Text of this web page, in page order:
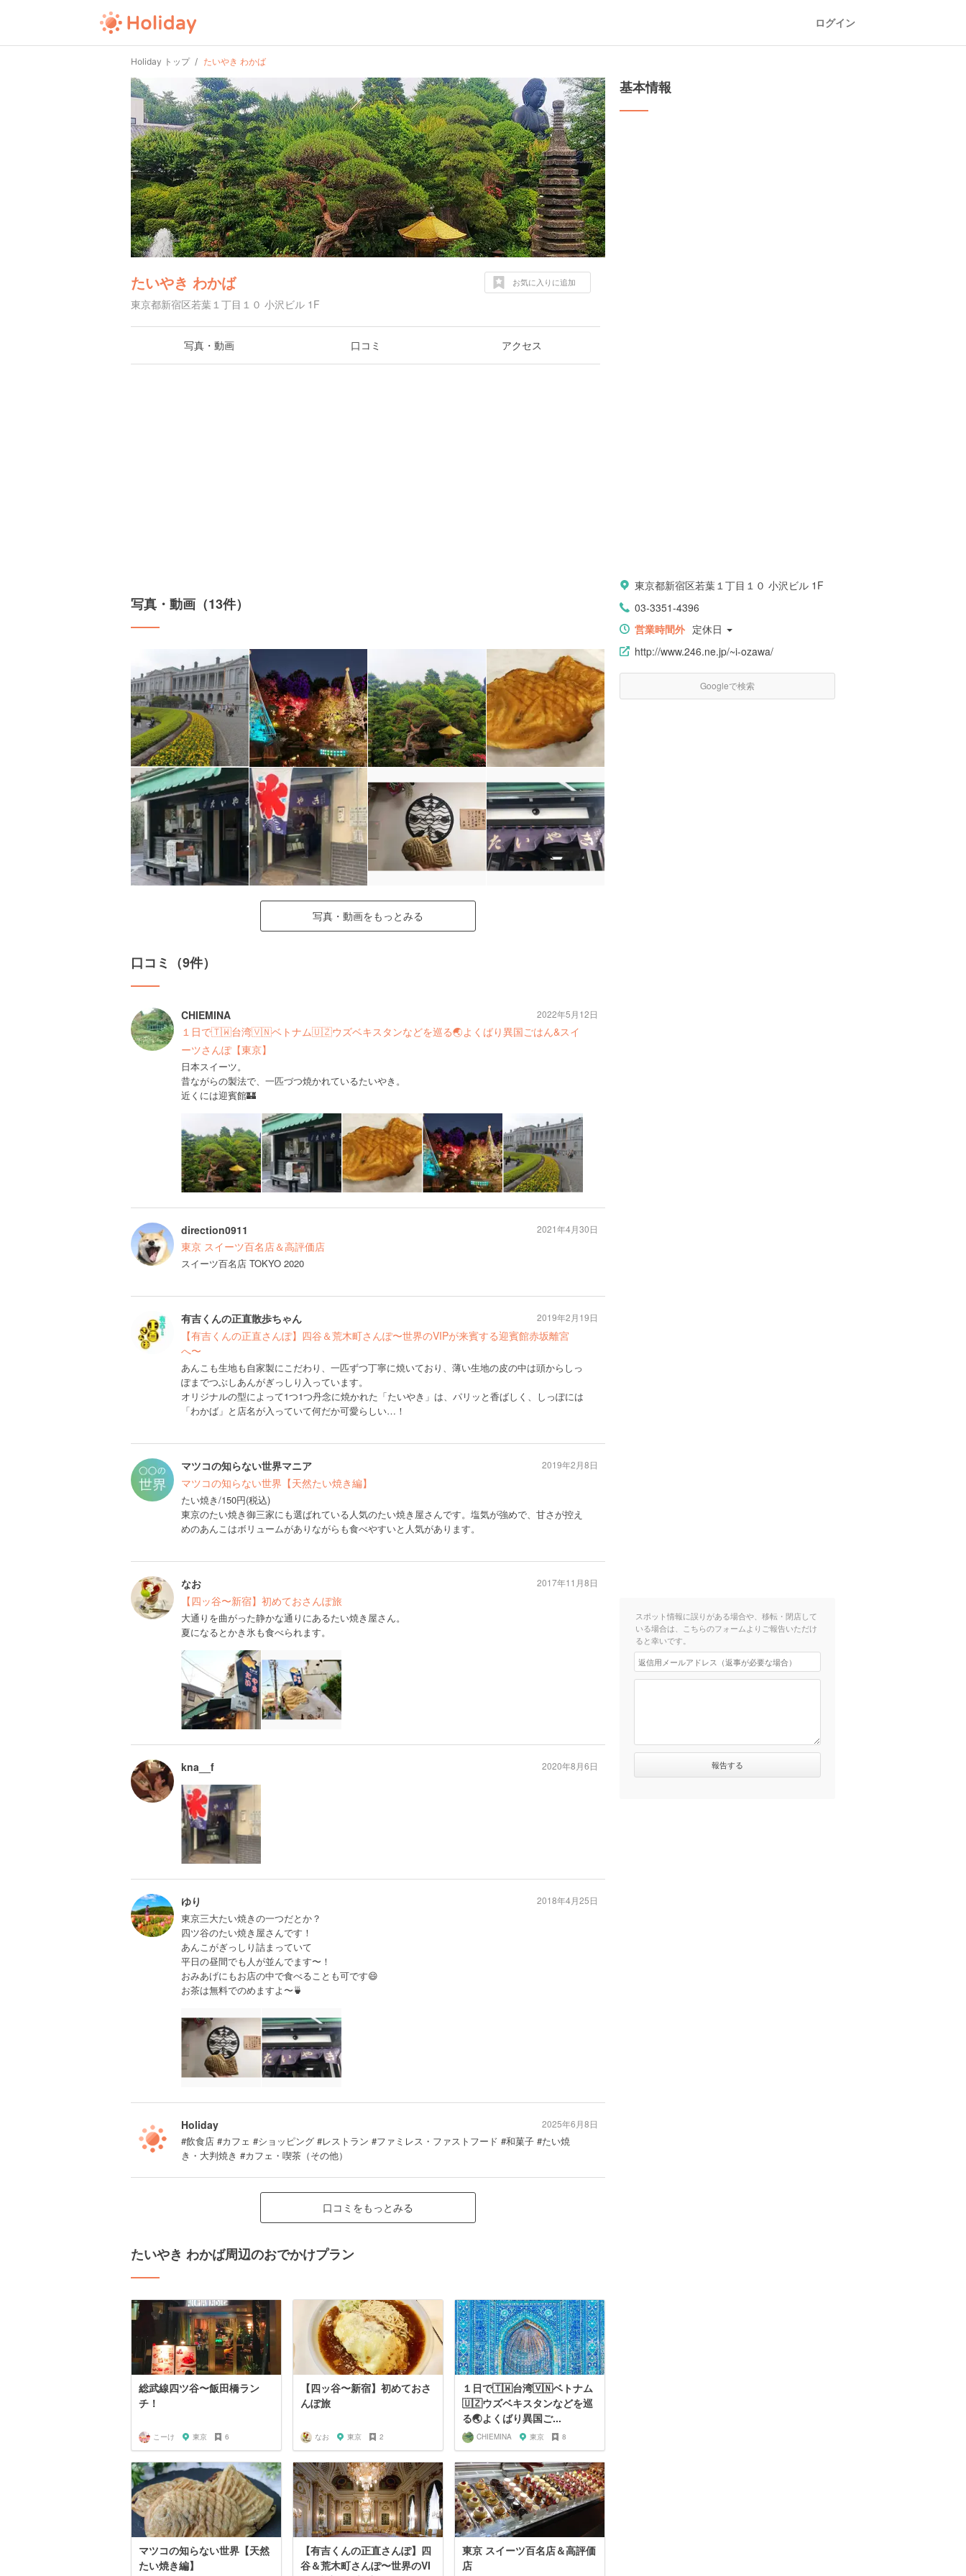
ログイン
Holiday トップ たいやき わかば
たいやき わかば
東京都新宿区若葉１丁目１０ 小沢ビル 1F
お気に入りに追加
写真・動画 口コミ アクセス
写真・動画（13件）
写真・動画をもっとみる
口コミ（9件）
CHIEMINA
１日で🇹🇼台湾🇻🇳ベトナム🇺🇿ウズベキスタンなどを巡る🌏️よくばり異国ごはん&スイ
ーツさんぽ【東京】
日本スイーツ。
昔ながらの製法で、一匹づつ焼かれているたいやき。
近くには迎賓館🏰
2022年5月12日
direction0911
東京 スイーツ百名店＆高評価店
スイーツ百名店 TOKYO 2020
2021年4月30日
有吉くんの正直散歩ちゃん
【有吉くんの正直さんぽ】四谷＆荒木町さんぽ〜世界のVIPが来賓する迎賓館赤坂離宮
へ〜
あんこも生地も自家製にこだわり、一匹ずつ丁寧に焼いており、薄い生地の皮の中は頭からしっ
ぽまでつぶしあんがぎっしり入っています。
オリジナルの型によって1つ1つ丹念に焼かれた「たいやき」は、パリッと香ばしく、しっぽには
「わかば」と店名が入っていて何だか可愛らしい…！
2019年2月19日
マツコの知らない世界マニア
マツコの知らない世界【天然たい焼き編】
たい焼き/150円(税込)
東京のたい焼き御三家にも選ばれている人気のたい焼き屋さんです。塩気が強めで、甘さが控え
めのあんこはボリュームがありながらも食べやすいと人気があります。
2019年2月8日
なお
【四ッ谷〜新宿】初めておさんぽ旅
大通りを曲がった静かな通りにあるたい焼き屋さん。
夏になるとかき氷も食べられます。
2017年11月8日
kna__f 2020年8月6日
ゆり
東京三大たい焼きの一つだとか？
四ツ谷のたい焼き屋さんです！
あんこがぎっしり詰まっていて
平日の昼間でも人が並んでます〜！
おみあげにもお店の中で食べることも可です😄
お茶は無料でのめますよ〜🍵
2018年4月25日
Holiday
#飲食店 #カフェ #ショッピング #レストラン #ファミレス・ファストフード #和菓子 #たい焼
き・大判焼き #カフェ・喫茶（その他）
2025年6月8日
口コミをもっとみる
たいやき わかば周辺のおでかけプラン
総武線四ツ谷〜飯田橋ラン
チ！
こーけ 東京 6
【四ッ谷〜新宿】初めておさ
んぽ旅
なお 東京 2
１日で🇹🇼台湾🇻🇳ベトナム
🇺🇿ウズベキスタンなどを巡
る🌏️よくばり異国ご...
CHIEMINA 東京 8
マツコの知らない世界【天然
たい焼き編】
【有吉くんの正直さんぽ】四
谷＆荒木町さんぽ〜世界のVI
東京 スイーツ百名店＆高評価
店
基本情報
東京都新宿区若葉１丁目１０ 小沢ビル 1F
03-3351-4396
営業時間外 定休日
http://www.246.ne.jp/~i-ozawa/
Googleで検索
スポット情報に誤りがある場合や、移転・閉店して
いる場合は、こちらのフォームよりご報告いただけ
ると幸いです。